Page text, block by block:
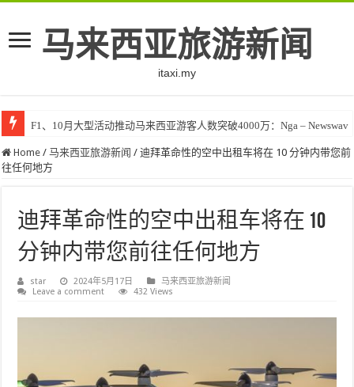
马来西亚旅游新闻
itaxi.my
F1、10月大型活动推动马来西亚游客人数突破4000万：Nga – Newswav
Home / 马来西亚旅游新闻 / 迪拜革命性的空中出租车将在 10 分钟内带您前
往任何地方
迪拜革命性的空中出租车将在 10
分钟内带您前往任何地方
star 2024年5月17日
马来西亚旅游新闻
Leave a comment
432 Views